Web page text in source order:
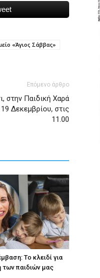
«Άγιος Σάββας»
Επόμενο άρθρο
στην Παιδική Χαρά
Δεκεμβρίου, στις
11.00
Το κλειδί για
των παιδιών µας